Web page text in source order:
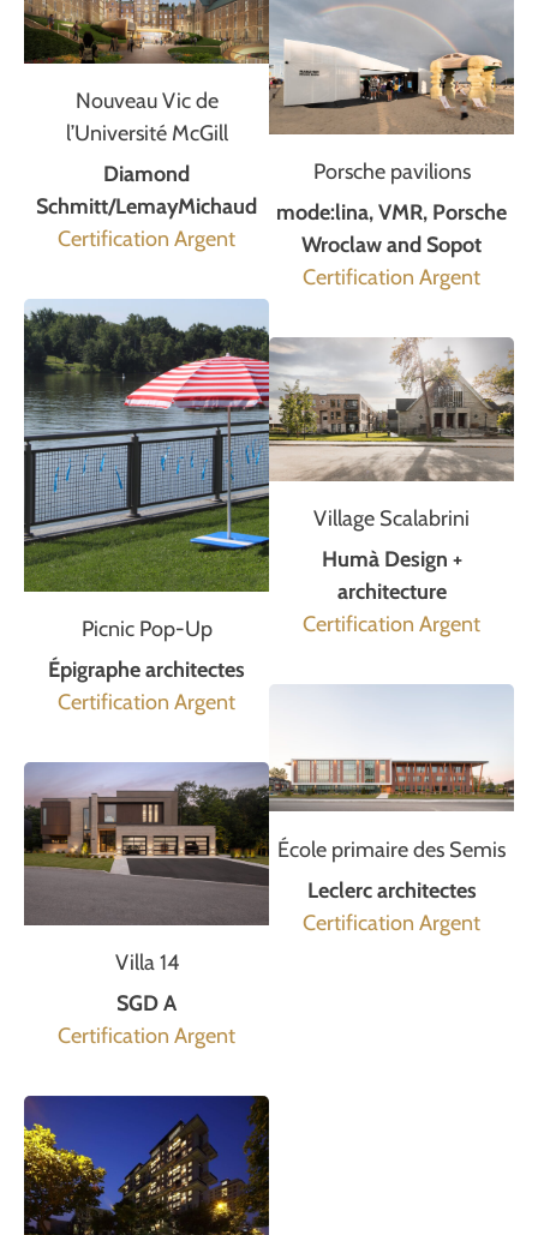
Nouveau Vic de
l’Université McGill
Diamond
Schmitt/LemayMichaud
Certification Argent
Picnic Pop-Up
Épigraphe architectes
Certification Argent
Villa 14
SGD A
Certification Argent
Porsche pavilions
mode:lina, VMR, Porsche
Wroclaw and Sopot
Certification Argent
Village Scalabrini
Humà Design +
architecture
Certification Argent
École primaire des Semis
Leclerc architectes
Certification Argent